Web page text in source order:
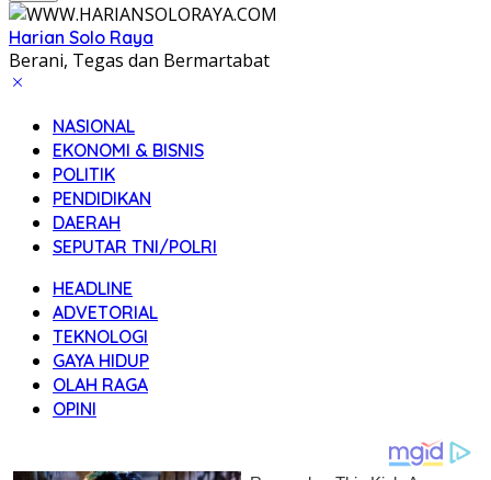
Harian Solo Raya
Berani, Tegas dan Bermartabat
NASIONAL
EKONOMI & BISNIS
POLITIK
PENDIDIKAN
DAERAH
SEPUTAR TNI/POLRI
HEADLINE
ADVETORIAL
TEKNOLOGI
GAYA HIDUP
OLAH RAGA
OPINI